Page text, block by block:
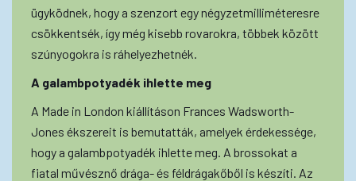
ügyködnek, hogy a szenzort egy négyzetmilliméteresre
csökkentsék, így még kisebb rovarokra, többek között
szúnyogokra is ráhelyezhetnék.
A galambpotyadék ihlette meg
A Made in London kiállításon Frances Wadsworth-
Jones ékszereit is bemutatták, amelyek érdekessége,
hogy a galambpotyadék ihlette meg. A brossokat a
fiatal művésznő drága- és féldrágakőből is készíti. Az